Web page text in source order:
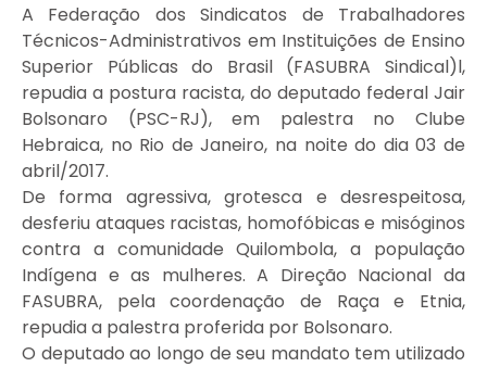
A Federação dos Sindicatos de Trabalhadores
Técnicos-Administrativos em Instituições de Ensino
Superior Públicas do Brasil (FASUBRA Sindical)l,
repudia a postura racista, do deputado federal Jair
Bolsonaro (PSC-RJ), em palestra no Clube
Hebraica, no Rio de Janeiro, na noite do dia 03 de
abril/2017.
De forma agressiva, grotesca e desrespeitosa,
desferiu ataques racistas, homofóbicas e misóginos
contra a comunidade Quilombola, a população
Indígena e as mulheres. A Direção Nacional da
FASUBRA, pela coordenação de Raça e Etnia,
repudia a palestra proferida por Bolsonaro.
O deputado ao longo de seu mandato tem utilizado